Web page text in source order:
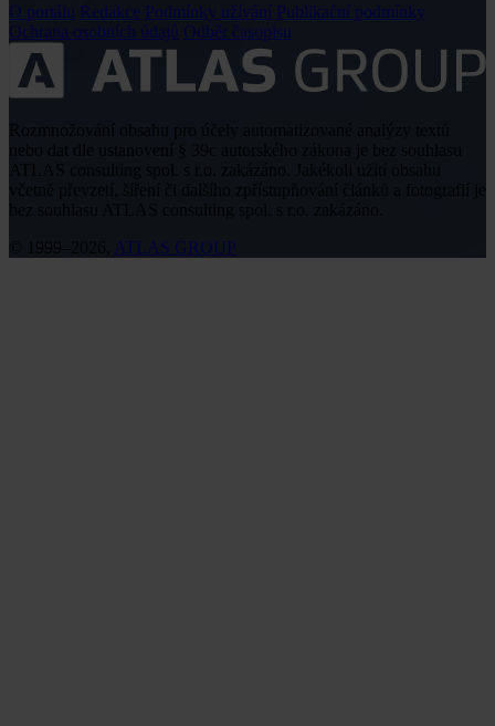
O portálu Redakce Podmínky užívání Publikační podmínky
Ochrana osobních údajů Odběr časopisu
včetně převzetí, šíření či dalšího zpřístupňování článků a fotografií je
ATLAS GROUP